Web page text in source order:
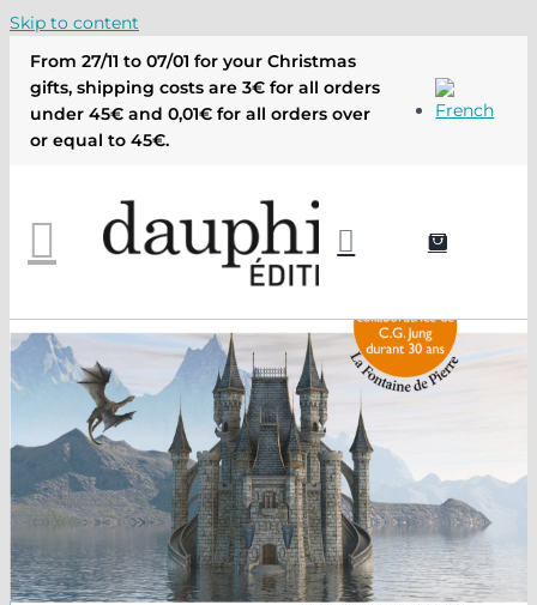
Skip to content
From 27/11 to 07/01 for your Christmas
gifts, shipping costs are 3€ for all orders
under 45€ and 0,01€ for all orders over
or equal to 45€.